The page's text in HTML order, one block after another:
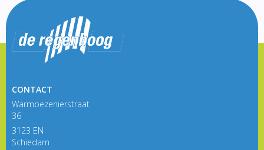
CONTACT
Warmoezenierstraat
36
3123 EN
Schiedam